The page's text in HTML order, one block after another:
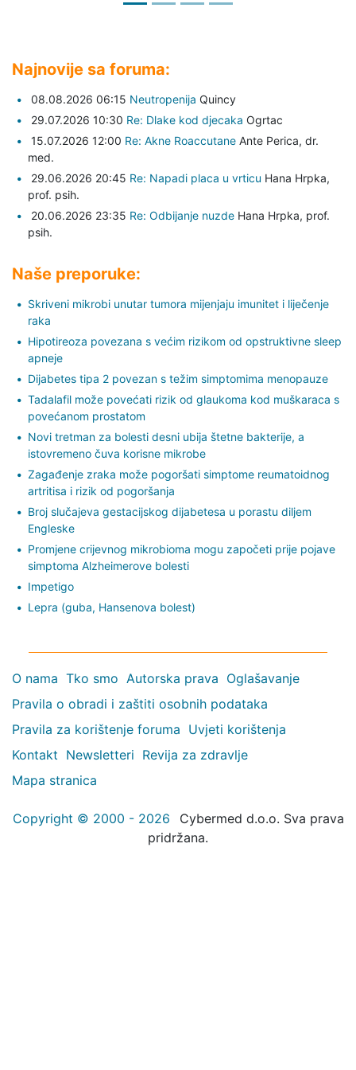
Najnovije sa foruma:
08.08.2026 06:15 Neutropenija Quincy
29.07.2026 10:30 Re: Dlake kod djecaka Ogrtac
15.07.2026 12:00 Re: Akne Roaccutane Ante Perica, dr.
med.
29.06.2026 20:45 Re: Napadi placa u vrticu Hana Hrpka,
prof. psih.
20.06.2026 23:35 Re: Odbijanje nuzde Hana Hrpka, prof.
psih.
Naše preporuke:
Skriveni mikrobi unutar tumora mijenjaju imunitet i liječenje
raka
Hipotireoza povezana s većim rizikom od opstruktivne sleep
apneje
Dijabetes tipa 2 povezan s težim simptomima menopauze
Tadalafil može povećati rizik od glaukoma kod muškaraca s
povećanom prostatom
Novi tretman za bolesti desni ubija štetne bakterije, a
istovremeno čuva korisne mikrobe
Zagađenje zraka može pogoršati simptome reumatoidnog
artritisa i rizik od pogoršanja
Broj slučajeva gestacijskog dijabetesa u porastu diljem
Engleske
Promjene crijevnog mikrobioma mogu započeti prije pojave
simptoma Alzheimerove bolesti
Impetigo
Lepra (guba, Hansenova bolest)
O nama Tko smo Autorska prava Oglašavanje
Pravila o obradi i zaštiti osobnih podataka
Pravila za korištenje foruma Uvjeti korištenja
Kontakt Newsletteri Revija za zdravlje
Mapa stranica
Copyright © 2000 - 2026
Cybermed d.o.o. Sva prava
pridržana.